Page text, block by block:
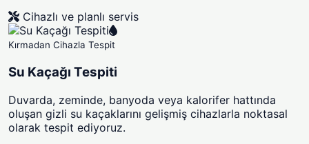
Cihazlı ve planlı servis
Kırmadan Cihazla Tespit
Su Kaçağı Tespiti
Duvarda, zeminde, banyoda veya kalorifer hattında
oluşan gizli su kaçaklarını gelişmiş cihazlarla noktasal
olarak tespit ediyoruz.